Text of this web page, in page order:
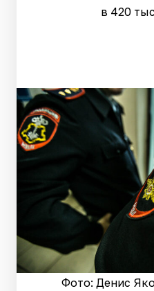
в 420
Фото: Денис